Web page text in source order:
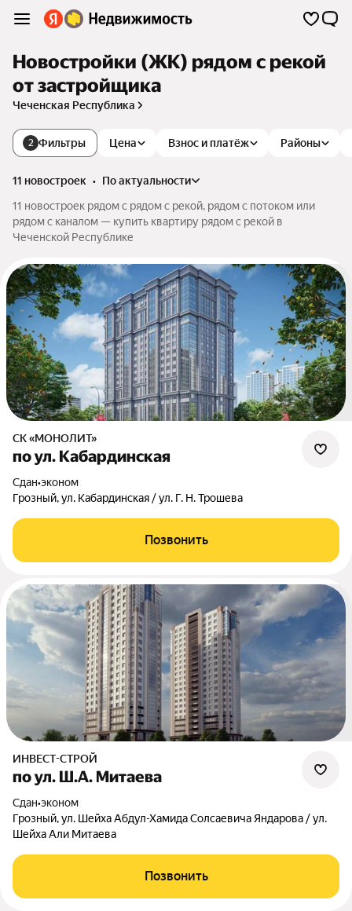
Новостройки (ЖК) рядом с рекой
от застройщика
Чеченская Республика
2 Фильтры Цена Взнос и платёж Районы
11 новостроек •
по актуальности
11 новостроек рядом с рядом с рекой, рядом с потоком или
рядом с каналом — купить квартиру рядом с рекой в
Чеченской Республике
СК «МОНОЛИТ»
по ул. Кабардинская
Сдан•эконом
Грозный, ул. Кабардинская / ул. Г. Н. Трошева
Позвонить
ИНВЕСТ-СТРОЙ
по ул. Ш.А. Митаева
Сдан•эконом
Грозный, ул. Шейха Абдул-Хамида Солсаевича Яндарова / ул.
Шейха Али Митаева
Позвонить